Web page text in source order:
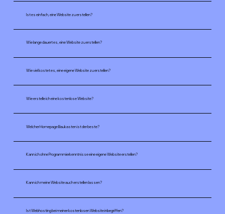
Ist es einfach, eine Website zu erstellen?
Wie lange dauert es, eine Website zu erstellen?
Wie viel kostet es, eine eigene Website zu erstellen?
Wie erstelle ich eine kostenlose Website?
Welcher Homepage Baukasten ist der beste?
Kann ich ohne Programmierkenntnisse eine eigene Website erstellen?
Kann ich meine Website auch erstellen lassen?
Ist Webhosting bei meiner kostenlosen Website inbegriffen?